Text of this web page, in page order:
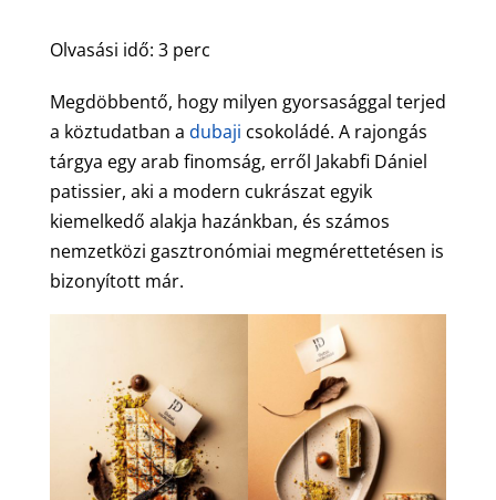
Olvasási idő: 3 perc
Megdöbbentő, hogy milyen gyorsasággal terjed
a köztudatban a dubaji csokoládé. A rajongás
tárgya egy arab finomság, erről Jakabfi Dániel
patissier, aki a modern cukrászat egyik
kiemelkedő alakja hazánkban, és számos
nemzetközi gasztronómiai megmérettetésen is
bizonyított már.